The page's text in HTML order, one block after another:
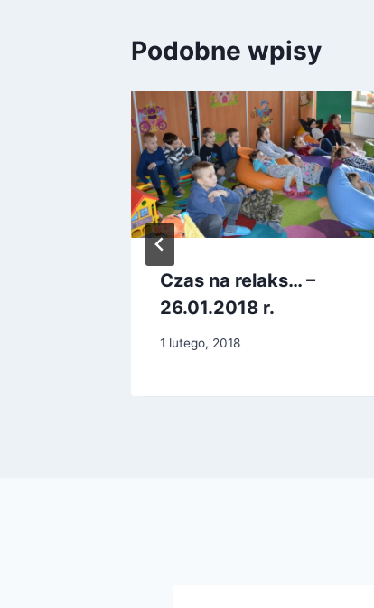
Podobne wpisy
Czas na relaks… –
26.01.2018 r.
1 lutego, 2018